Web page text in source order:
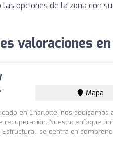
las opciones de la zona con
valoraciones
Mapa
en Charlotte, nos dedicamos
recuperación. Nuestro enfoque
se centra en